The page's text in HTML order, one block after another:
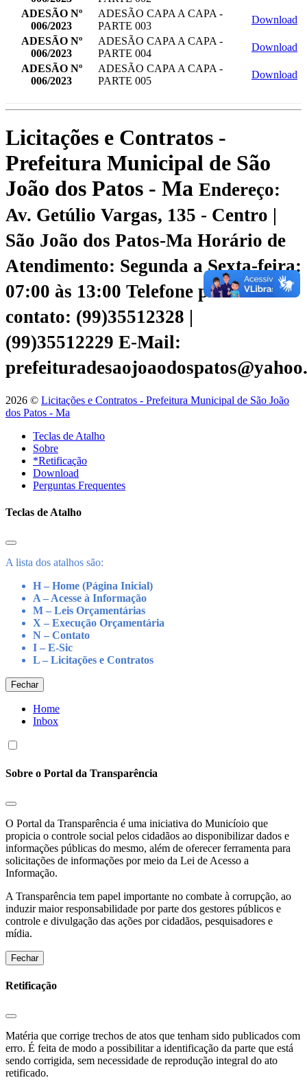
ADESÃO Nº
006/2023
ADESÃO CAPA A CAPA -
PARTE 003
Download
ADESÃO Nº
006/2023
ADESÃO CAPA A CAPA -
PARTE 004
Download
ADESÃO Nº
006/2023
ADESÃO CAPA A CAPA -
PARTE 005
Download
Licitações e Contratos -
Prefeitura Municipal de São
João dos Patos - Ma Endereço:
Av. Getúlio Vargas, 135 - Centro |
São João dos Patos-Ma Horário de
Atendimento: Segunda a Sexta-feira:
07:00 às 13:00 Telefone para
contato: (99)35512328 |
(99)35512229 E-Mail:
2026 © Licitações e Contratos - Prefeitura Municipal de São João
dos Patos - Ma
Teclas de Atalho
Sobre
*Retificação
Download
Perguntas Frequentes
Teclas de Atalho
A lista dos atalhos são:
H – Home (Página Inicial)
A – Acesse à Informação
M – Leis Orçamentárias
X – Execução Orçamentária
N – Contato
I – E-Sic
L – Licitações e Contratos
Fechar
Home
Inbox
Sobre o Portal da Transparência
O Portal da Transparência é uma iniciativa do Municíoio que
propicia o controle social pelos cidadãos ao disponibilizar dados e
informações públicas do mesmo, além de oferecer ferramenta para
solicitações de informações por meio da Lei de Acesso a
Informação.
A Transparência tem papel importante no combate à corrupção, ao
induzir maior responsabilidade por parte dos gestores públicos e
controle e divulgação das ações por cidadãos, pesquisadores e
mídia.
Fechar
Retificação
Matéria que corrige trechos de atos que tenham sido publicados com
erro. É feita de modo a possibilitar a identificação da parte que está
sendo corrigida, sem necessidade de reprodução integral do ato
retificado.